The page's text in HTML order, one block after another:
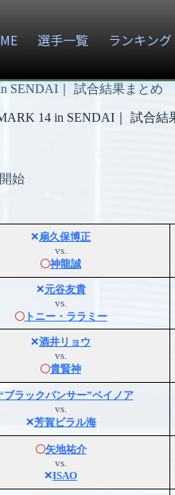
選手一覧 ランキング
SENDAI｜ 試合結果まとめ
14 in SENDAI｜ 試合結
始
✕扇久保博正
vs.
〇神龍誠
✕元谷友貴
vs.
〇トニー・ララミー
✕酒井リョウ
vs.
〇貴賢神
ブラックパンサー”ベイノア
vs.
✕芳賀ビラル海
〇矢地祐介
vs.
✕ISAO